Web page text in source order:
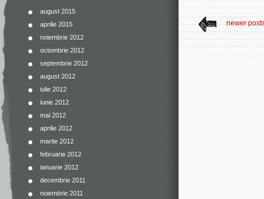
august 2015
aprilie 2015
noiembrie 2012
octombrie 2012
septembrie 2012
august 2012
iulie 2012
iunie 2012
mai 2012
aprilie 2012
martie 2012
februarie 2012
ianuarie 2012
decembrie 2011
noiembrie 2011
newer